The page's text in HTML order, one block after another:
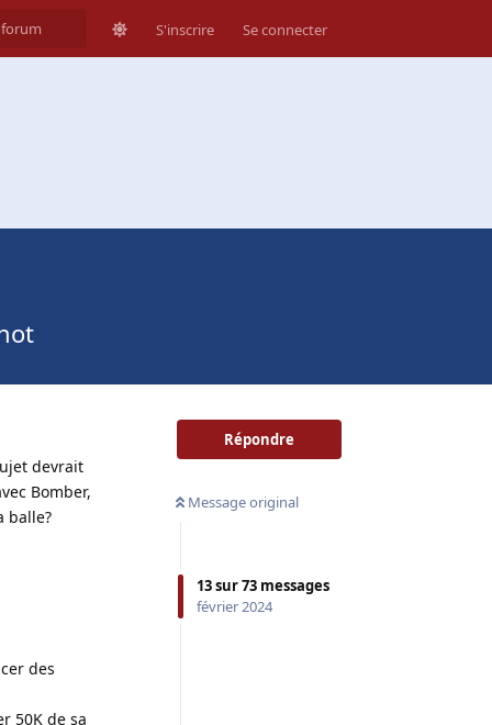
S'inscrire Se connecter
Répondre
Message original
13sur73 messages
février 2024
devrait
Bomber,
balle?
des
50K de sa